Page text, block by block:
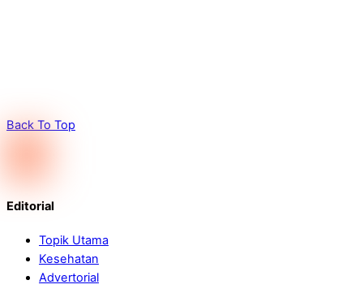
Back To Top
Editorial
Topik Utama
Kesehatan
Advertorial